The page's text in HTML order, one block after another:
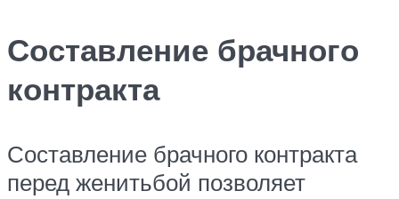
Составление брачного
контракта
Составление брачного контракта
перед женитьбой позволяет